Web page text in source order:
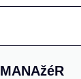
MANAžéR